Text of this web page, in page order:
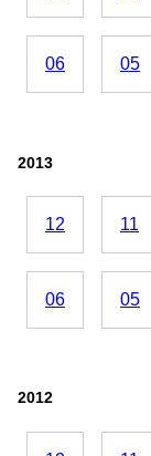
06 05
2013
12 11
06 05
2012